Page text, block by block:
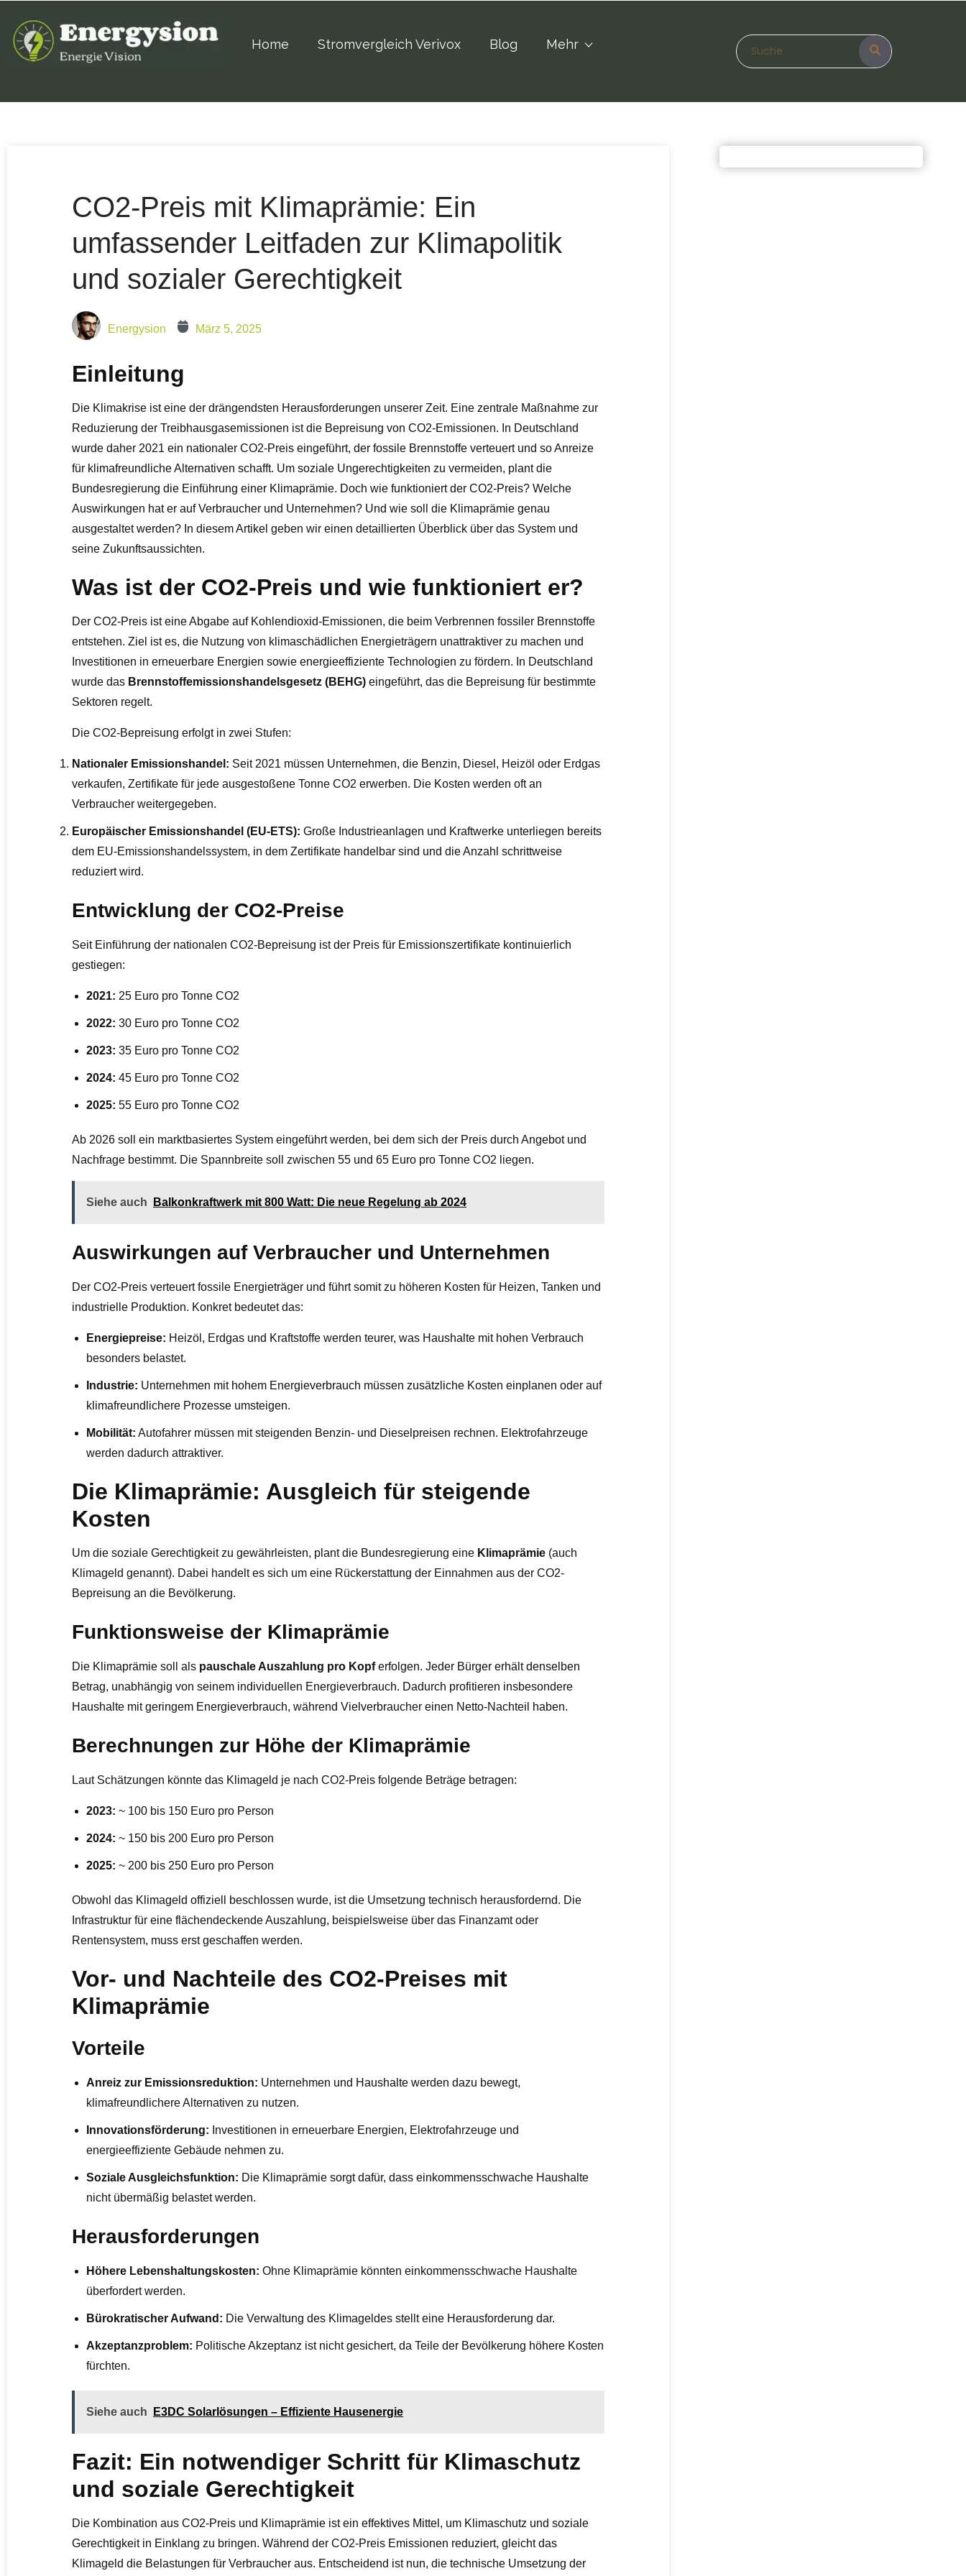
Home Stromvergleich Verivox Blog Mehr Search
CO2-Preis mit Klimaprämie: Ein
umfassender Leitfaden zur Klimapolitik
und sozialer Gerechtigkeit
Energysion März 5, 2025
Einleitung
Die Klimakrise ist eine der drängendsten Herausforderungen unserer Zeit. Eine zentrale Maßnahme zur
Reduzierung der Treibhausgasemissionen ist die Bepreisung von CO2-Emissionen. In Deutschland
wurde daher 2021 ein nationaler CO2-Preis eingeführt, der fossile Brennstoffe verteuert und so Anreize
für klimafreundliche Alternativen schafft. Um soziale Ungerechtigkeiten zu vermeiden, plant die
Bundesregierung die Einführung einer Klimaprämie. Doch wie funktioniert der CO2-Preis? Welche
Auswirkungen hat er auf Verbraucher und Unternehmen? Und wie soll die Klimaprämie genau
ausgestaltet werden? In diesem Artikel geben wir einen detaillierten Überblick über das System und
seine Zukunftsaussichten.
Was ist der CO2-Preis und wie funktioniert er?
Der CO2-Preis ist eine Abgabe auf Kohlendioxid-Emissionen, die beim Verbrennen fossiler Brennstoffe
entstehen. Ziel ist es, die Nutzung von klimaschädlichen Energieträgern unattraktiver zu machen und
Investitionen in erneuerbare Energien sowie energieeffiziente Technologien zu fördern. In Deutschland
wurde das Brennstoffemissionshandelsgesetz (BEHG) eingeführt, das die Bepreisung für bestimmte
Sektoren regelt.
Die CO2-Bepreisung erfolgt in zwei Stufen:
Nationaler Emissionshandel: Seit 2021 müssen Unternehmen, die Benzin, Diesel, Heizöl oder Erdgas
verkaufen, Zertifikate für jede ausgestoßene Tonne CO2 erwerben. Die Kosten werden oft an
Verbraucher weitergegeben.
Europäischer Emissionshandel (EU-ETS): Große Industrieanlagen und Kraftwerke unterliegen bereits
dem EU-Emissionshandelssystem, in dem Zertifikate handelbar sind und die Anzahl schrittweise
reduziert wird.
Entwicklung der CO2-Preise
Seit Einführung der nationalen CO2-Bepreisung ist der Preis für Emissionszertifikate kontinuierlich
gestiegen:
2021: 25 Euro pro Tonne CO2
2022: 30 Euro pro Tonne CO2
2023: 35 Euro pro Tonne CO2
2024: 45 Euro pro Tonne CO2
2025: 55 Euro pro Tonne CO2
Ab 2026 soll ein marktbasiertes System eingeführt werden, bei dem sich der Preis durch Angebot und
Nachfrage bestimmt. Die Spannbreite soll zwischen 55 und 65 Euro pro Tonne CO2 liegen.
Siehe auch Balkonkraftwerk mit 800 Watt: Die neue Regelung ab 2024
Auswirkungen auf Verbraucher und Unternehmen
Der CO2-Preis verteuert fossile Energieträger und führt somit zu höheren Kosten für Heizen, Tanken und
industrielle Produktion. Konkret bedeutet das:
Energiepreise: Heizöl, Erdgas und Kraftstoffe werden teurer, was Haushalte mit hohen Verbrauch
besonders belastet.
Industrie: Unternehmen mit hohem Energieverbrauch müssen zusätzliche Kosten einplanen oder auf
klimafreundlichere Prozesse umsteigen.
Mobilität: Autofahrer müssen mit steigenden Benzin- und Dieselpreisen rechnen. Elektrofahrzeuge
werden dadurch attraktiver.
Die Klimaprämie: Ausgleich für steigende
Kosten
Um die soziale Gerechtigkeit zu gewährleisten, plant die Bundesregierung eine Klimaprämie (auch
Klimageld genannt). Dabei handelt es sich um eine Rückerstattung der Einnahmen aus der CO2-
Bepreisung an die Bevölkerung.
Funktionsweise der Klimaprämie
Die Klimaprämie soll als pauschale Auszahlung pro Kopferfolgen. Jeder Bürger erhält denselben
Betrag, unabhängig von seinem individuellen Energieverbrauch. Dadurch profitieren insbesondere
Haushalte mit geringem Energieverbrauch, während Vielverbraucher einen Netto-Nachteil haben.
Berechnungen zur Höhe der Klimaprämie
Laut Schätzungen könnte das Klimageld je nach CO2-Preis folgende Beträge betragen:
2023: ~ 100 bis 150 Euro pro Person
2024: ~ 150 bis 200 Euro pro Person
2025: ~ 200 bis 250 Euro pro Person
Obwohl das Klimageld offiziell beschlossen wurde, ist die Umsetzung technisch herausfordernd. Die
Infrastruktur für eine flächendeckende Auszahlung, beispielsweise über das Finanzamt oder
Rentensystem, muss erst geschaffen werden.
Vor- und Nachteile des CO2-Preises mit
Klimaprämie
Vorteile
Anreiz zur Emissionsreduktion: Unternehmen und Haushalte werden dazu bewegt,
klimafreundlichere Alternativen zu nutzen.
Innovationsförderung: Investitionen in erneuerbare Energien, Elektrofahrzeuge und
energieeffiziente Gebäude nehmen zu.
Soziale Ausgleichsfunktion: Die Klimaprämie sorgt dafür, dass einkommensschwache Haushalte
nicht übermäßig belastet werden.
Herausforderungen
Höhere Lebenshaltungskosten: Ohne Klimaprämie könnten einkommensschwache Haushalte
überfordert werden.
Bürokratischer Aufwand: Die Verwaltung des Klimageldes stellt eine Herausforderung dar.
Akzeptanzproblem: Politische Akzeptanz ist nicht gesichert, da Teile der Bevölkerung höhere Kosten
fürchten.
Siehe auch E3DC Solarlösungen – Effiziente Hausenergie
Fazit: Ein notwendiger Schritt für Klimaschutz
und soziale Gerechtigkeit
Die Kombination aus CO2-Preis und Klimaprämie ist ein effektives Mittel, um Klimaschutz und soziale
Gerechtigkeit in Einklang zu bringen. Während der CO2-Preis Emissionen reduziert, gleicht das
Klimageld die Belastungen für Verbraucher aus. Entscheidend ist nun, die technische Umsetzung der